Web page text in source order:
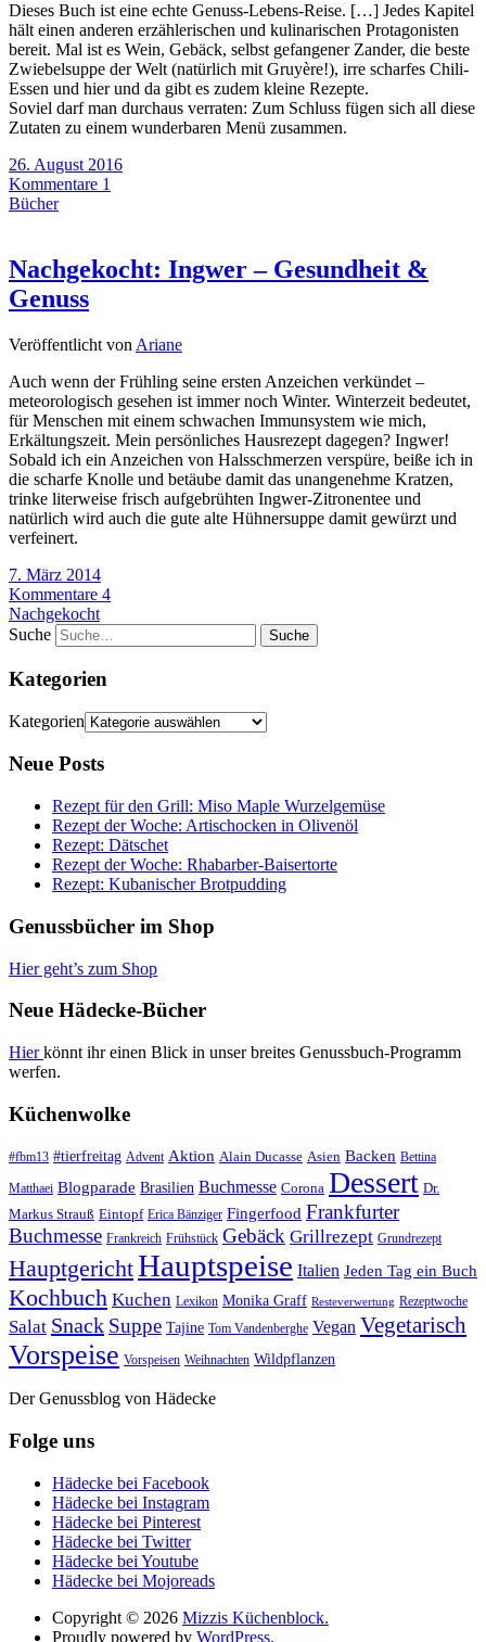
Dieses Buch ist eine echte Genuss-Lebens-Reise. […] Jedes Kapitel
hält einen anderen erzählerischen und kulinarischen Protagonisten
bereit. Mal ist es Wein, Gebäck, selbst gefangener Zander, die beste
Zwiebelsuppe der Welt (natürlich mit Gruyère!), irre scharfes Chili-
Essen und hier und da gibt es zudem kleine Rezepte.
Soviel darf man durchaus verraten: Zum Schluss fügen sich all diese
Zutaten zu einem wunderbaren Menü zusammen.
26. August 2016
Kommentare 1
Bücher
Nachgekocht: Ingwer – Gesundheit &
Genuss
Veröffentlicht von Ariane
Auch wenn der Frühling seine ersten Anzeichen verkündet –
meteorologisch gesehen ist immer noch Winter. Winterzeit bedeutet,
für Menschen mit einem schwachen Immunsystem wie mich,
Erkältungszeit. Mein persönliches Hausrezept dagegen? Ingwer!
Sobald ich ein Anzeichen von Halsschmerzen verspüre, beiße ich in
die scharfe Knolle und betäube damit das unangenehme Kratzen,
trinke literweise frisch aufgebrühten Ingwer-Zitronentee und
natürlich wird auch die gute alte Hühnersuppe damit gewürzt und
verfeinert.
7. März 2014
Kommentare 4
Nachgekocht
Suche
Kategorien
Kategorien
Neue Posts
Rezept für den Grill: Miso Maple Wurzelgemüse
Rezept der Woche: Artischocken in Olivenöl
Rezept: Dätschet
Rezept der Woche: Rhabarber-Baisertorte
Rezept: Kubanischer Brotpudding
Genussbücher im Shop
Hier geht’s zum Shop
Neue Hädecke-Bücher
Hierkönnt ihr einen Blick in unser breites Genussbuch-Programm
werfen.
Küchenwolke
#fbm13 #tierfreitag Advent Aktion Alain Ducasse Asien Backen Bettina
Matthaei Blogparade Brasilien Buchmesse Corona Dessert Dr.
Markus Strauß Eintopf Erica Bänziger Fingerfood Frankfurter
Buchmesse Frankreich Frühstück Gebäck Grillrezept Grundrezept
HauptgerichtHauptspeise Italien Jeden Tag ein Buch
Kochbuch Kuchen Lexikon Monika Graff Resteverwertung Rezeptwoche
Salat Snack Suppe Tajine Tom Vandenberghe Vegan Vegetarisch
Vorspeise Vorspeisen Weihnachten Wildpflanzen
Der Genussblog von Hädecke
Folge uns
Hädecke bei Facebook
Hädecke bei Instagram
Hädecke bei Pinterest
Hädecke bei Twitter
Hädecke bei Youtube
Hädecke bei Mojoreads
Copyright © 2026 Mizzis Küchenblock.
Proudly powered by WordPress.